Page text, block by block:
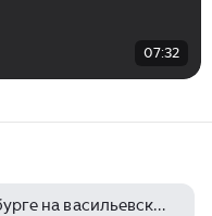
07:32
детские театры в санкт петербурге на васильевском острове